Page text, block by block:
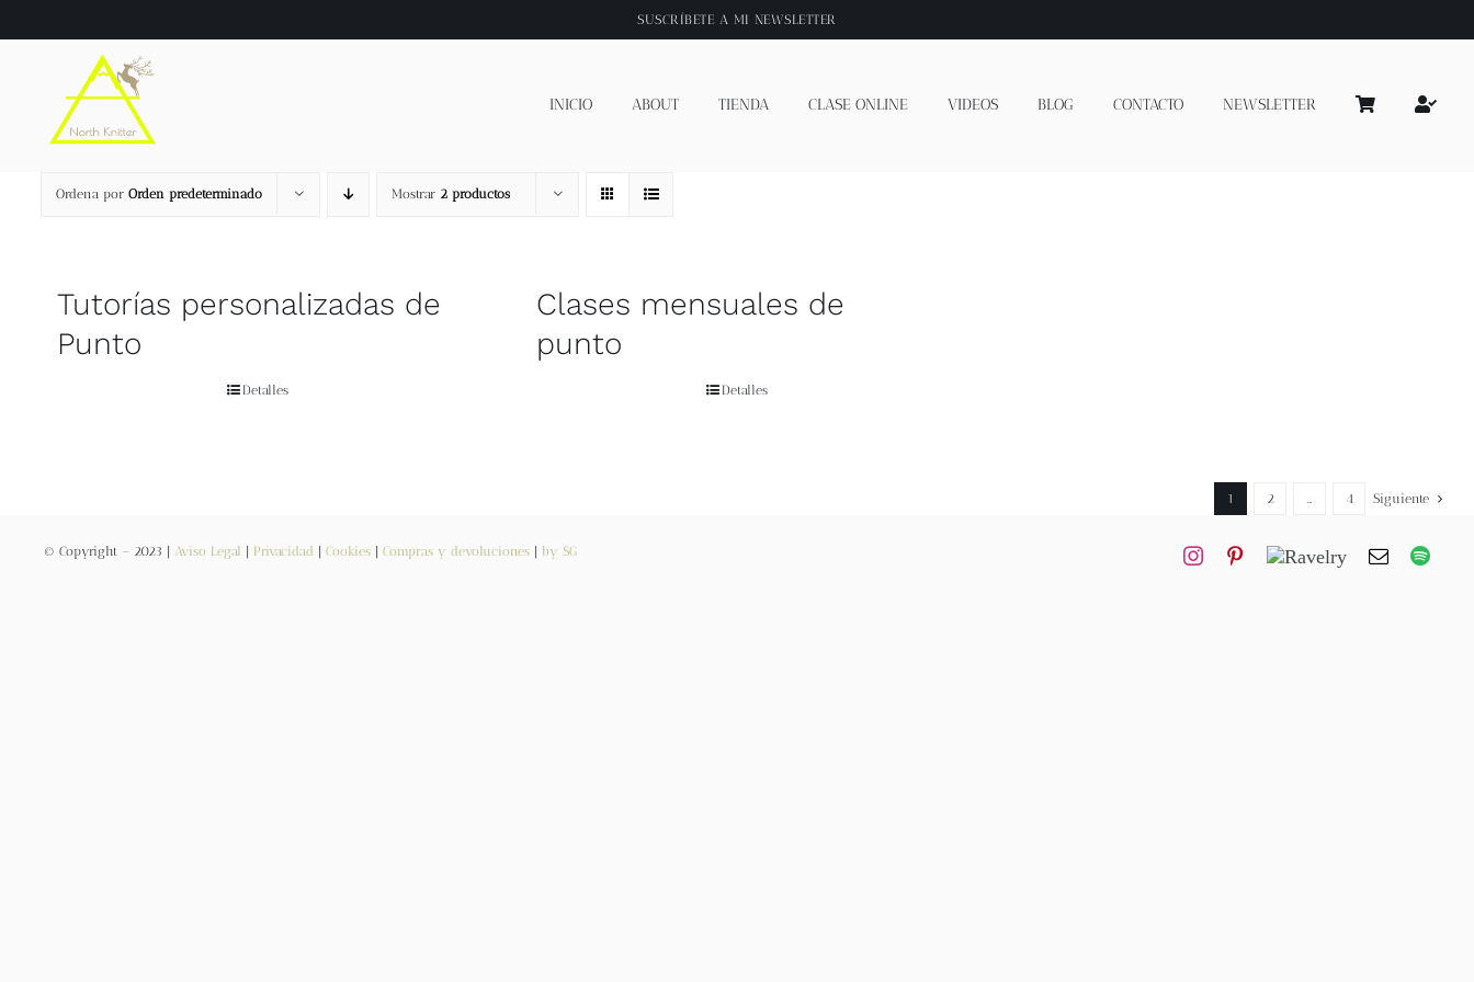
al
SUSCRÍBETE A MI NEWSLETTER
INICIO ABOUT TIENDA CLASE ONLINE VIDEOS BLOG CONTACTO NEWSLETTER
Ordena por Orden predeterminado Mostrar 2 productos
Tutorías personalizadas de
Punto
Detalles
Clases mensuales de
punto
Detalles
1 2 … 4 Siguiente
© Copyright – 2023 | Aviso Legal Privacidad Cookies| Compras y devoluciones| by SG